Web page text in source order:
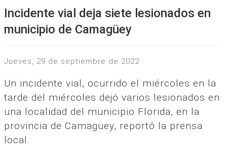
Incidente vial deja siete lesionados en
municipio de Camagüey
jueves, 29 de septiembre de 2022
Un incidente vial, ocurrido el miércoles en la
tarde del miércoles dejó varios lesionados en
una localidad del municipio Florida, en la
provincia de Camagüey, reportó la prensa
local.